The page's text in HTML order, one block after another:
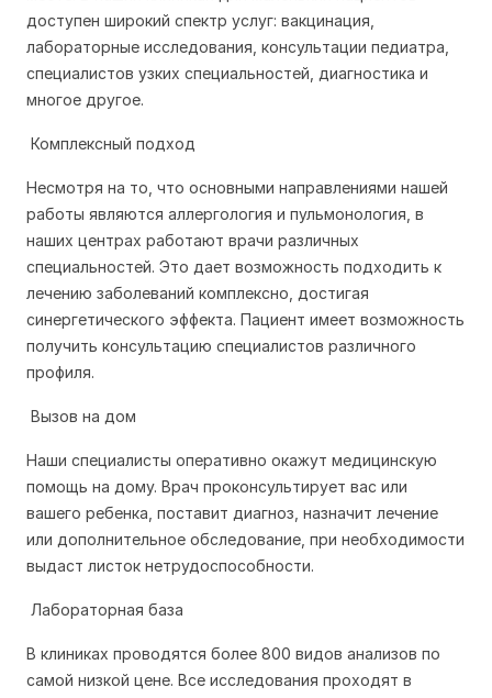
доступен широкий спектр услуг: вакцинация,
лабораторные исследования, консультации педиатра,
специалистов узких специальностей, диагностика и
многое другое.
Комплексный подход
Несмотря на то, что основными направлениями нашей
работы являются аллергология и пульмонология, в
наших центрах работают врачи различных
специальностей. Это дает возможность подходить к
лечению заболеваний комплексно, достигая
синергетического эффекта. Пациент имеет возможность
получить консультацию специалистов различного
профиля.
Вызов на дом
Наши специалисты оперативно окажут медицинскую
помощь на дому. Врач проконсультирует вас или
вашего ребенка, поставит диагноз, назначит лечение
или дополнительное обследование, при необходимости
выдаст листок нетрудоспособности.
Лабораторная база
В клиниках проводятся более 800 видов анализов по
самой низкой цене. Все исследования проходят в